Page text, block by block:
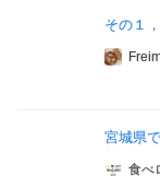
その１
宮城県
食べ